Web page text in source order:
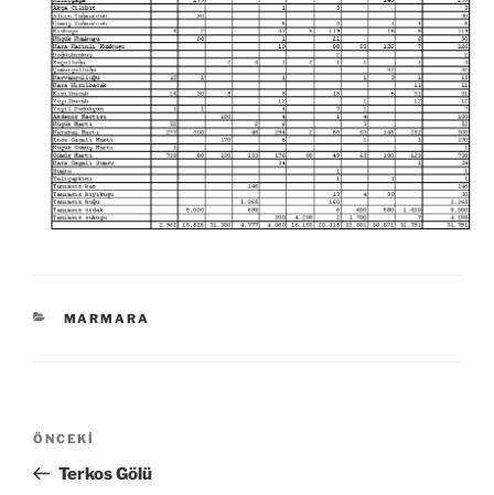
KATEGORILER
MARMARA
Yazı
Önceki
Yazı
ÖNCEKI
Terkos Gölü